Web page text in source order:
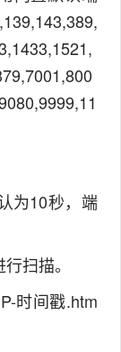
为10秒，端
扫描。
时间戳.htm